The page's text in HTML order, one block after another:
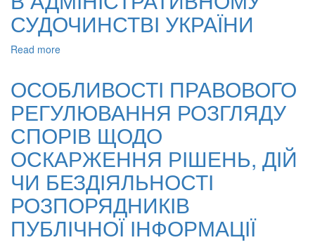
МЕХАНІЗМ
ЗАХИСТУ
СУДОЧИНСТВІ УКРАЇНИ
Read more
ВЛАДНИХ
ПОВНОВАЖЕНЬ
В
АДМІНІСТРАТИВНОМУ
СУДОЧИНСТВІ
УКРАЇНИ
ОСОБЛИВОСТІ ПРАВОВОГО
РЕГУЛЮВАННЯ РОЗГЛЯДУ
СПОРІВ ЩОДО
ОСКАРЖЕННЯ РІШЕНЬ, ДІЙ
ЧИ БЕЗДІЯЛЬНОСТІ
РОЗПОРЯДНИКІВ
ПУБЛІЧНОЇ ІНФОРМАЦІЇ